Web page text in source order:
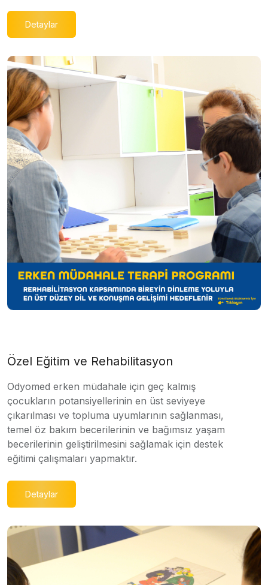
Detaylar
Özel Eğitim ve Rehabilitasyon
Odyomed erken müdahale için geç kalmış
çocukların potansiyellerinin en üst seviyeye
çıkarılması ve topluma uyumlarının sağlanması,
temel öz bakım becerilerinin ve bağımsız yaşam
becerilerinin geliştirilmesini sağlamak için destek
eğitimi çalışmaları yapmaktır.
Detaylar